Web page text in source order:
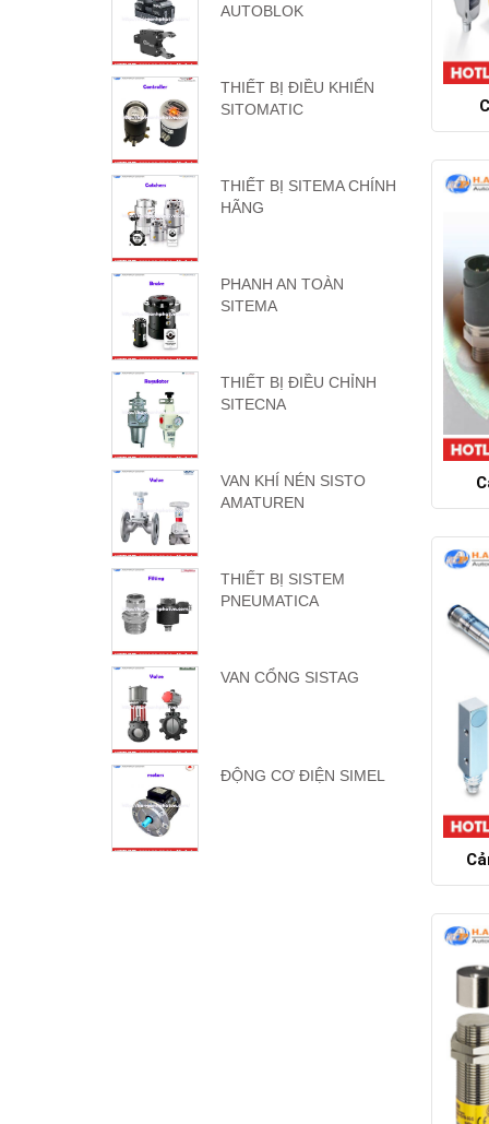
AUTOBLOK
THIẾT BỊ ĐIỀU KHIỂN
SITOMATIC
THIẾT BỊ SITEMA CHÍNH
HÃNG
PHANH AN TOÀN
SITEMA
THIẾT BỊ ĐIỀU CHỈNH
SITECNA
VAN KHÍ NÉN SISTO
AMATUREN
THIẾT BỊ SISTEM
PNEUMATICA
VAN CỔNG SISTAG
ĐỘNG CƠ ĐIỆN SIMEL